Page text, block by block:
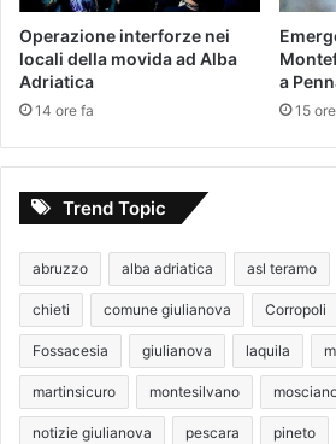
Operazione interforze nei
locali della movida ad Alba
Adriatica
14 ore fa
a
15
Trend Topic
abruzzo alba adriatica asl teramo
chieti comune giulianova Corropoli
Fossacesia giulianova laquila
martinsicuro montesilvano
notizie giulianova pescara pineto